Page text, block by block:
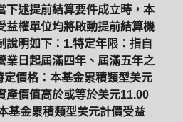
下述提前結算要件成立時，本
益權單位均將啟動提前結算機
說明如下：1.特定年限：指自
業日起屆滿四年、屆滿五年之
定價格：本基金累積類型美元
產價值高於或等於美元11.00
基金累積類型美元計價受益